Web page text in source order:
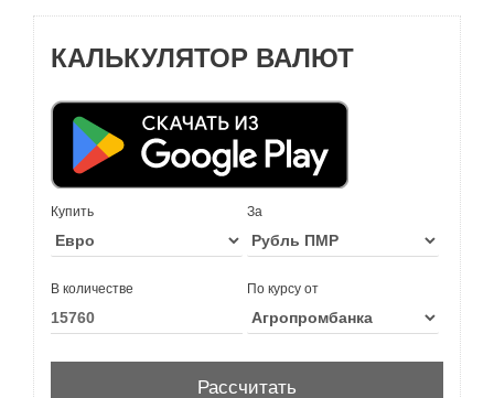
КАЛЬКУЛЯТОР ВАЛЮТ
Купить За
В количестве По курсу от